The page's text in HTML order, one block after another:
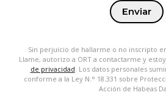
Enviar
Sin perjuicio de hallarme o no inscripto
Llame, autorizo a ORT a contactarme y
de privacidad . Los datos personales
conforme a la Ley N.° 18.331 sobre
Acción de Habeas